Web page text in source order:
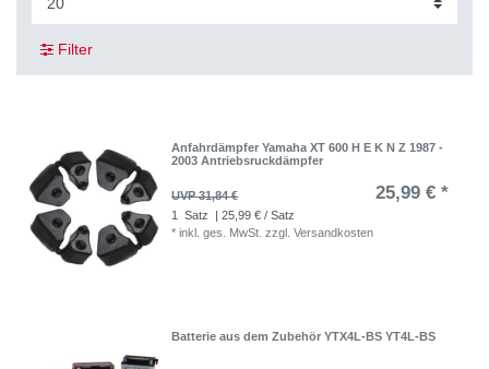
Filter
Anfahrdämpfer Yamaha XT 600 H E K N Z 1987 -
2003 Antriebsruckdämpfer
UVP 31,84 € 25,99 € *
1 Satz
| 25,99 € / Satz
*inkl. ges. MwSt. zzgl.Versandkosten
Batterie aus dem Zubehör YTX4L-BS YT4L-BS